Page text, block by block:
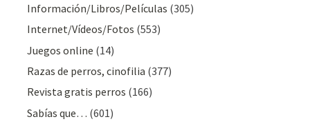
Información/Libros/Películas (305)
Internet/Vídeos/Fotos (553)
Juegos online (14)
Razas de perros, cinofilia (377)
Revista gratis perros (166)
Sabías que… (601)